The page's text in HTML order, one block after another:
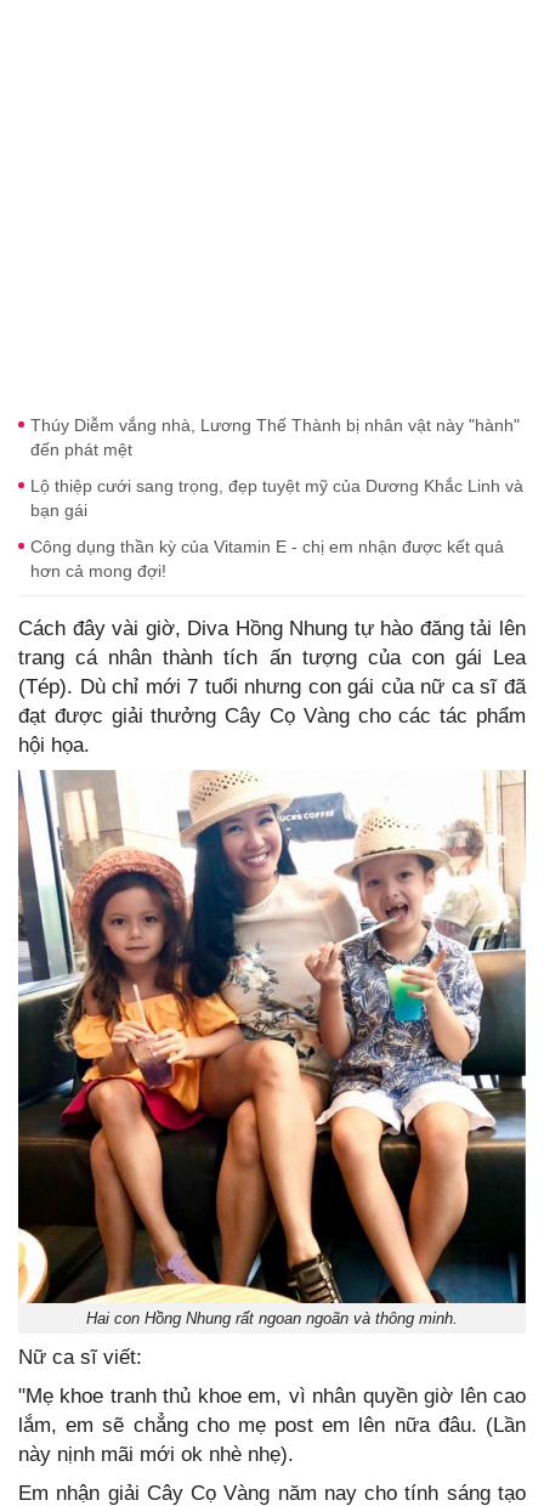
Thúy Diễm vắng nhà, Lương Thế Thành bị nhân vật này "hành"
đến phát mệt
Lộ thiệp cưới sang trọng, đẹp tuyệt mỹ của Dương Khắc Linh và
bạn gái
Công dụng thần kỳ của Vitamin E - chị em nhận được kết quả
hơn cả mong đợi!
Cách đây vài giờ, Diva Hồng Nhung tự hào đăng tải lên
trang cá nhân thành tích ấn tượng của con gái Lea
(Tép). Dù chỉ mới 7 tuổi nhưng con gái của nữ ca sĩ đã
đạt được giải thưởng Cây Cọ Vàng cho các tác phẩm
hội họa.
Hai con Hồng Nhung rất ngoan ngoãn và thông minh.
Nữ ca sĩ viết:
"Mẹ khoe tranh thủ khoe em, vì nhân quyền giờ lên cao
lắm, em sẽ chẳng cho mẹ post em lên nữa đâu. (Lần
này nịnh mãi mới ok nhè nhẹ).
Em nhận giải Cây Cọ Vàng năm nay cho tính sáng tạo